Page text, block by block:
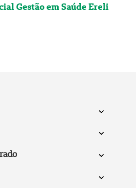
Gestão em Saúde Ereli